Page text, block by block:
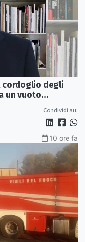
cordoglio degli
un vuoto
Condividi su:
10 ore fa